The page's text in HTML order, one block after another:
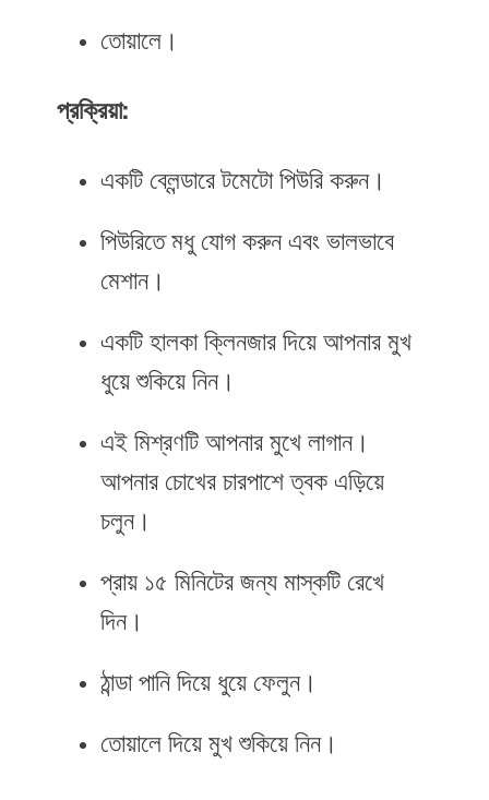
তোয়ালে।
প্রক্রিয়া:
একটি ব্লেন্ডারে টমেটো পিউরি করুন।
পিউরিতে মধু যোগ করুন এবং ভালভাবে
মেশান।
একটি হালকা ক্লিনজার দিয়ে আপনার মুখ
ধুয়ে শুকিয়ে নিন।
এই মিশ্রণটি আপনার মুখে লাগান।
আপনার চোখের চারপাশে ত্বক এড়িয়ে
চলুন।
প্রায় ১৫ মিনিটের জন্য মাস্কটি রেখে
দিন।
ঠান্ডা পানি দিয়ে ধুয়ে ফেলুন।
তোয়ালে দিয়ে মুখ শুকিয়ে নিন।